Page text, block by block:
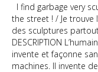
I find garbage very
the street ! / Je trouve
des sculptures
DESCRIPTION
invente et façonne
machines. Il invente